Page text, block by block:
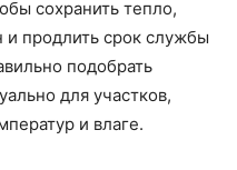
сохранить тепло,
продлить срок службы
подобрать
для участков,
и влаге.